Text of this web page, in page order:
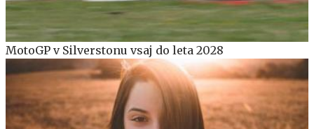
MotoGP v Silverstonu vsaj do leta 2028